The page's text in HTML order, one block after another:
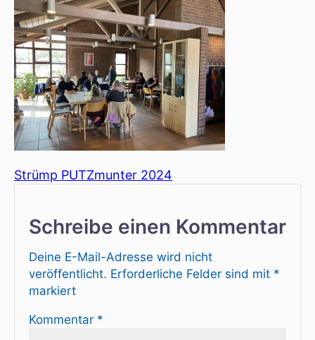
Strümp PUTZmunter 2024
Schreibe einen Kommentar
Deine E-Mail-Adresse wird nicht
veröffentlicht. Erforderliche Felder sind mit *
markiert
Kommentar *